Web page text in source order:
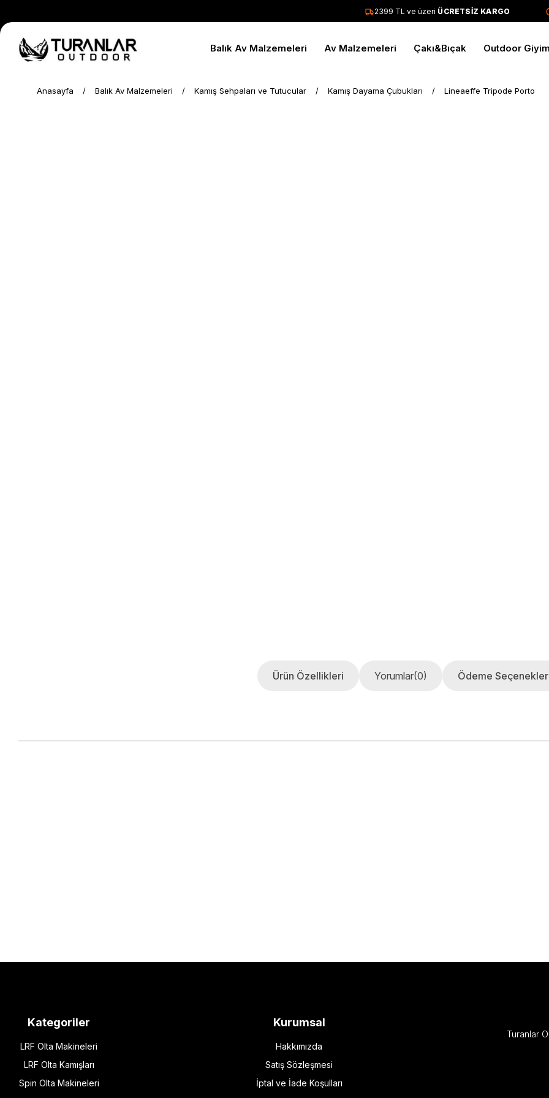
2399 TL ve üzeriÜCRETSİZ KARGO
Balık Av Malzemeleri Av Malzemeleri Çakı&Bıçak Outdoor
Anasayfa Balık Av Malzemeleri Kamış Sehpaları ve Tutucular Kamış Dayama Çubukları Lineaeffe Tripode Porto
Ürün Özellikleri Yorumlar(0) Ödeme
Kategoriler
LRF Olta Makineleri
LRF Olta Kamışları
Spin Olta Makineleri
Kurumsal
Hakkımızda
Satış Sözleşmesi
İptal ve İade Koşulları
Turanlar